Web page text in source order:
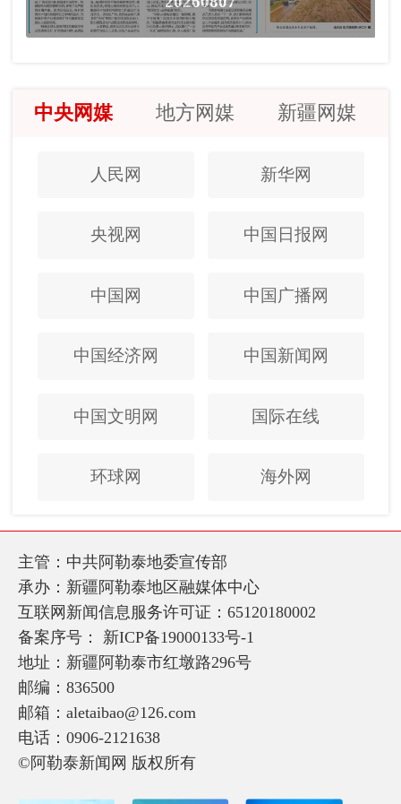
中央网媒 地方网媒 新疆网媒
人民网 新华网
央视网 中国日报网
中国网 中国广播网
中国经济网 中国新闻网
中国文明网 国际在线
环球网 海外网
主管：中共阿勒泰地委宣传部
承办：新疆阿勒泰地区融媒体中心
互联网新闻信息服务许可证：65120180002
备案序号： 新ICP备19000133号-1
地址：新疆阿勒泰市红墩路296号
邮编：836500
邮箱：aletaibao@126.com
电话：0906-2121638
©阿勒泰新闻网 版权所有